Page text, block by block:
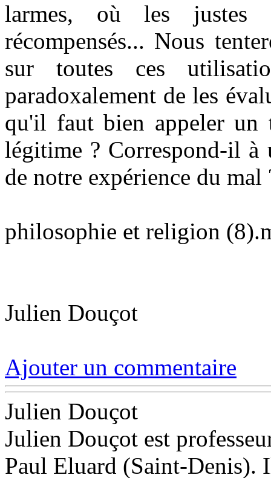
larmes, où les justes
récompensés... Nous
sur toutes ces
paradoxalement de les
qu'il faut bien appeler
légitime ? Correspond-il à
de notre expérience du mal
philosophie et religion
Julien Douçot
Ajouter un commentaire
Julien Douçot
Julien Douçot est
Paul Eluard (Saint-Denis).